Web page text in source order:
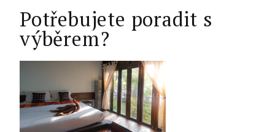
Potřebujete poradit s
výběrem?